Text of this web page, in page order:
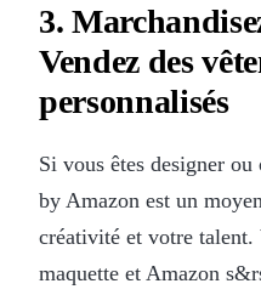
3.
Vendez des
personnalisés
Si vous êtes designer
by Amazon est un
créativité et votre talent.
maquette et Amazon